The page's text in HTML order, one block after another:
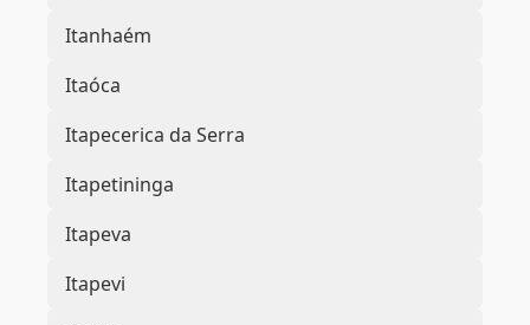
Itanhaém
Itaóca
Itapecerica da Serra
Itapetininga
Itapeva
Itapevi